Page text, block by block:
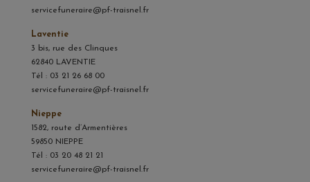
servicefuneraire@pf-traisnel.fr
Laventie
3 bis, rue des Clinques
62840 LAVENTIE
Tél : 03 21 26 68 00
servicefuneraire@pf-traisnel.fr
Nieppe
1582, route d’Armentières
59850 NIEPPE
Tél : 03 20 48 21 21
servicefuneraire@pf-traisnel.fr